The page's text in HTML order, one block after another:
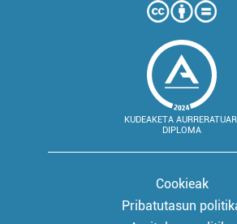
KUDEAKETA AURRERATUARI
DIPLOMA
Cookieak
Pribatutasun